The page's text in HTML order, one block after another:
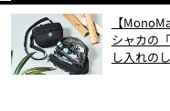
【
シャカの
し入れの